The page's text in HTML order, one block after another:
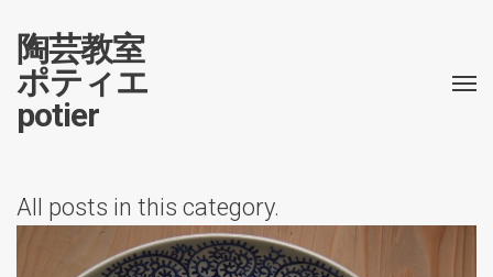
陶芸教室
ポティエ
potier
All posts in this category.